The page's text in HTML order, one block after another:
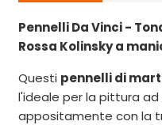
Pennelli Da Vinci -
Rossa Kolinsky a
Questi pennelli di
l'ideale per la pittura
appositamente con la